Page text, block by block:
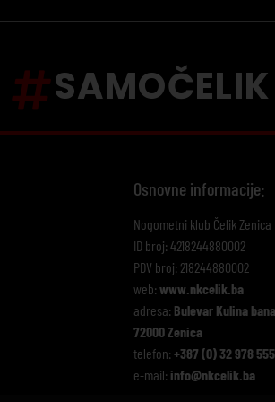
SAMOČELIK
Osnovne informacije:
Nogometni klub Čelik Zenica
ID broj: 4218244880002
PDV broj: 218244880002
web: www.nkcelik.ba
adresa: Bulevar Kulina
72000 Zenica
telefon: +387 (0) 32 978 555
e-mail: info@nkcelik.ba